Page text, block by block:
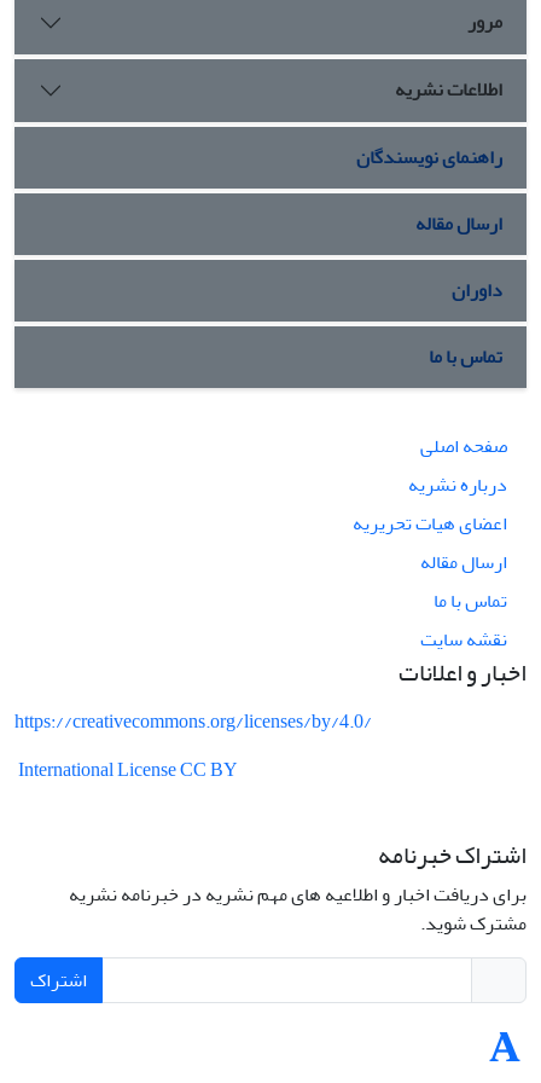
مرور
اطلاعات نشریه
راهنمای نویسندگان
ارسال مقاله
داوران
تماس با ما
صفحه اصلی
درباره نشریه
اعضای هیات تحریریه
ارسال مقاله
تماس با ما
نقشه سایت
اخبار و اعلانات
https://creativecommons.org/licenses/by/4.0/
International License CC BY
اشتراک خبرنامه
برای دریافت اخبار و اطلاعیه های مهم نشریه در خبرنامه نشریه
مشترک شوید.
اشتراک